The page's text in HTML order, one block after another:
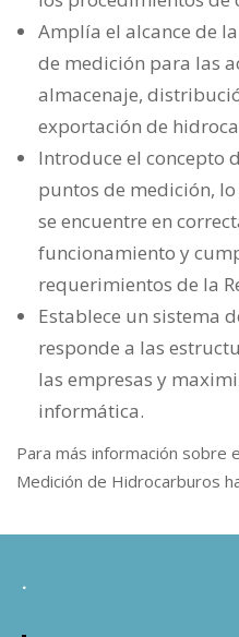
Amplía el alcance de
de medición para las
almacenaje,
exportación de
Introduce el concepto
puntos de medición,
se encuentre en
funcionamiento y
requerimientos de la
Establece un sistema
responde a las
las empresas y
informática.
Para más información sobre
Medición de Hidrocarburos
.